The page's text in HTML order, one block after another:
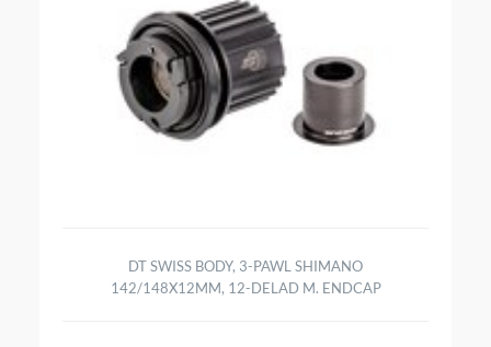
DT SWISS BODY, 3-PAWL SHIMANO
142/148X12MM, 12-DELAD M. ENDCAP